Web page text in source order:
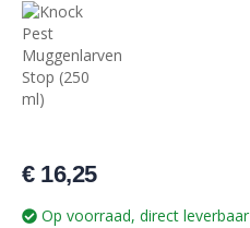
€16,25
Op voorraad, direct leverbaar